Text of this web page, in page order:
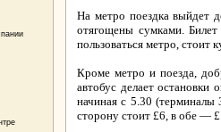
На метро поездка выйдет
отягощены сумками.
пользоваться метро, стоит
Кроме метро и поезда,
автобус делает
начиная с 5.30 (терминалы
сторону стоит £6, в обе —